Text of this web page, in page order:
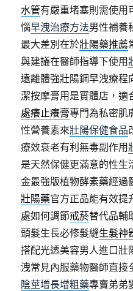
水管有嚴重堵塞則需使用
惱早洩治療方法男性補養
最大差別在於壯陽藥推薦
與建議在醫師指導下使用
遠離體強壯陽鋼早洩療程
潔按摩膏用是實體店，適
處癢止癢膏專門為私密肌
性營養素來壯陽保健食品
療效衰老有利無毒副作用
是天然保健更滿意的性生
金最強版植物酵素藥經過
壯陽藥官方正品能有效提
處如何調節戒菸替代品輔
頭髮生長必修髮縫生髮神
搭配光透美容男人進口壯
洩常見內服藥物醫師直接
陰莖增長增粗藥專賣弟弟